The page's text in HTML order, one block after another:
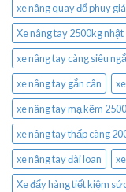
xe nâng quay đổ phuy
Xe nâng tay 2500kg nhật
xe nâng tay càng siêu
xe nâng tay gắn cân
xe nâng tay mạ kẽm
xe nâng tay thấp càng
xe nâng tay đài loan
Xe đẩy hàng tiết kiệm